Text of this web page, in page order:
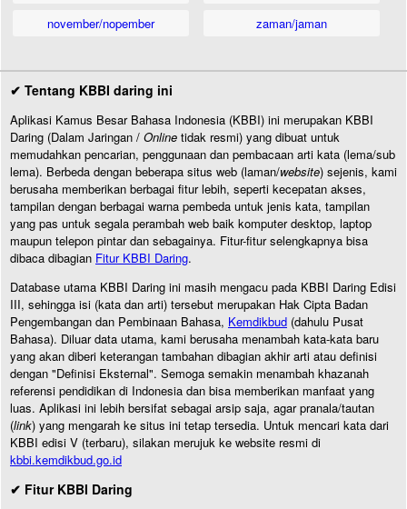
november/nopember
zaman/jaman
✔ Tentang KBBI daring ini
Aplikasi Kamus Besar Bahasa Indonesia (KBBI) ini merupakan KBBI
Daring (Dalam Jaringan / Online tidak resmi) yang dibuat untuk
memudahkan pencarian, penggunaan dan pembacaan arti kata (lema/sub
lema). Berbeda dengan beberapa situs web (laman/website) sejenis, kami
berusaha memberikan berbagai fitur lebih, seperti kecepatan akses,
tampilan dengan berbagai warna pembeda untuk jenis kata, tampilan
yang pas untuk segala perambah web baik komputer desktop, laptop
maupun telepon pintar dan sebagainya. Fitur-fitur selengkapnya bisa
dibaca dibagian Fitur KBBI Daring.
Database utama KBBI Daring ini masih mengacu pada KBBI Daring Edisi
III, sehingga isi (kata dan arti) tersebut merupakan Hak Cipta Badan
Pengembangan dan Pembinaan Bahasa, Kemdikbud (dahulu Pusat
Bahasa). Diluar data utama, kami berusaha menambah kata-kata baru
yang akan diberi keterangan tambahan dibagian akhir arti atau definisi
dengan "Definisi Eksternal". Semoga semakin menambah khazanah
referensi pendidikan di Indonesia dan bisa memberikan manfaat yang
luas. Aplikasi ini lebih bersifat sebagai arsip saja, agar pranala/tautan
(link) yang mengarah ke situs ini tetap tersedia. Untuk mencari kata dari
KBBI edisi V (terbaru), silakan merujuk ke website resmi di
kbbi.kemdikbud.go.id
✔ Fitur KBBI Daring